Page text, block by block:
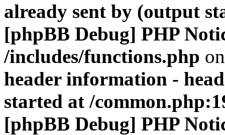
already sent by (output
[phpBB Debug] PHP
/includes/functions.php
header information -
started at /
[phpBB Debug] PHP